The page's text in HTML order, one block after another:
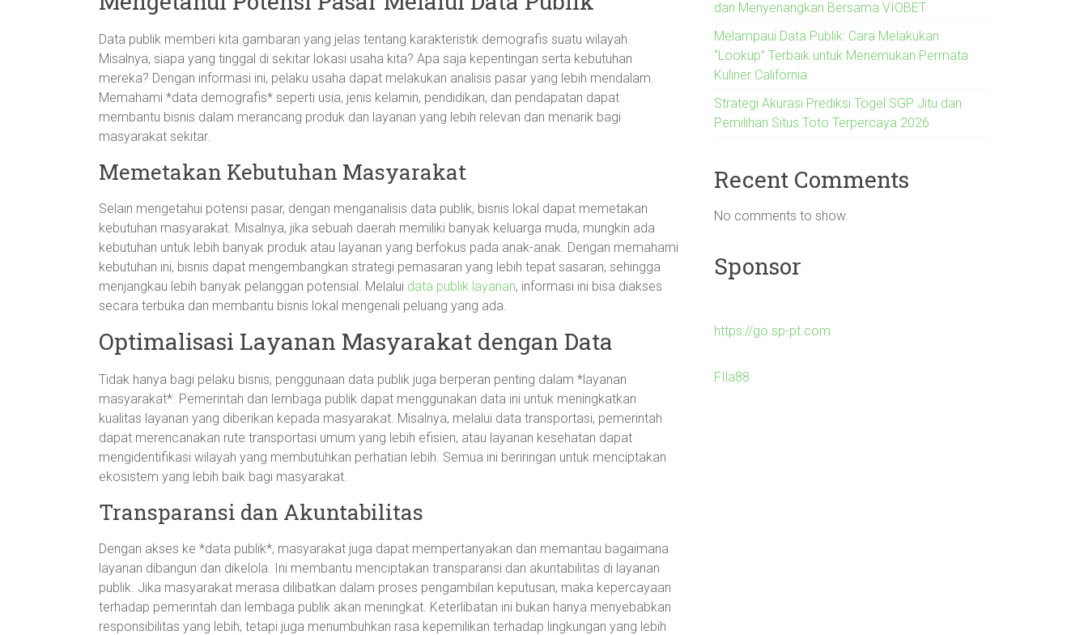
Data publik memberi kita gambaran yang jelas tentang karakteristik demografis suatu wilayah.
Misalnya, siapa yang tinggal di sekitar lokasi usaha kita? Apa saja kepentingan serta kebutuhan
mereka? Dengan informasi ini, pelaku usaha dapat melakukan analisis pasar yang lebih mendalam.
Memahami *data demografis* seperti usia, jenis kelamin, pendidikan, dan pendapatan dapat
membantu bisnis dalam merancang produk dan layanan yang lebih relevan dan menarik bagi
masyarakat sekitar.
Memetakan Kebutuhan Masyarakat
Selain mengetahui potensi pasar, dengan menganalisis data publik, bisnis lokal dapat memetakan
kebutuhan masyarakat. Misalnya, jika sebuah daerah memiliki banyak keluarga muda, mungkin ada
kebutuhan untuk lebih banyak produk atau layanan yang berfokus pada anak-anak. Dengan memahami
kebutuhan ini, bisnis dapat mengembangkan strategi pemasaran yang lebih tepat sasaran, sehingga
menjangkau lebih banyak pelanggan potensial. Melalui data publik layanan, informasi ini bisa diakses
secara terbuka dan membantu bisnis lokal mengenali peluang yang ada.
Optimalisasi Layanan Masyarakat dengan Data
Tidak hanya bagi pelaku bisnis, penggunaan data publik juga berperan penting dalam *layanan
masyarakat*. Pemerintah dan lembaga publik dapat menggunakan data ini untuk meningkatkan
kualitas layanan yang diberikan kepada masyarakat. Misalnya, melalui data transportasi, pemerintah
dapat merencanakan rute transportasi umum yang lebih efisien, atau layanan kesehatan dapat
mengidentifikasi wilayah yang membutuhkan perhatian lebih. Semua ini beriringan untuk menciptakan
ekosistem yang lebih baik bagi masyarakat.
Transparansi dan Akuntabilitas
Dengan akses ke *data publik*, masyarakat juga dapat mempertanyakan dan memantau bagaimana
layanan dibangun dan dikelola. Ini membantu menciptakan transparansi dan akuntabilitas di layanan
publik. Jika masyarakat merasa dilibatkan dalam proses pengambilan keputusan, maka kepercayaan
terhadap pemerintah dan lembaga publik akan meningkat. Keterlibatan ini bukan hanya menyebabkan
responsibilitas yang lebih, tetapi juga menumbuhkan rasa kepemilikan terhadap lingkungan yang lebih
dan Menyenangkan Bersama VIOBET
Melampaui Data Publik: Cara Melakukan
“Lookup” Terbaik untuk Menemukan Permata
Kuliner California
Strategi Akurasi Prediksi Togel SGP Jitu dan
Pemilihan Situs Toto Terpercaya 2026
Recent Comments
No comments to show.
Sponsor
https://go.sp-pt.com
FIla88